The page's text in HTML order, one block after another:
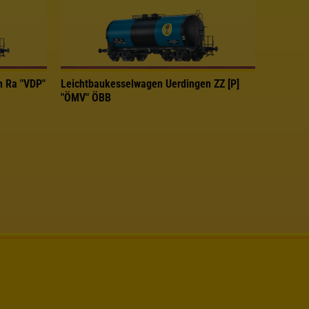
"VDP"
Leichtbaukesselwagen Uerdingen ZZ [P]
"ÖMV" ÖBB